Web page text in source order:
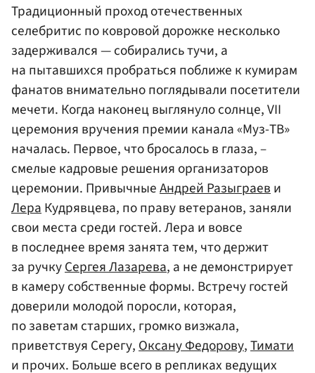
Традиционный проход отечественных
селебритис по ковровой дорожке несколько
задерживался — собирались тучи, а
на пытавшихся пробраться поближе к кумирам
фанатов внимательно поглядывали посетители
мечети. Когда наконец выглянуло солнце, VII
церемония вручения премии канала «Муз-ТВ»
началась. Первое, что бросалось в глаза, –
смелые кадровые решения организаторов
церемонии. ПривычныеАндрей Разыграев и
Лера Кудрявцева, по праву ветеранов, заняли
свои места среди гостей. Лера и вовсе
в последнее время занята тем, что держит
за ручкуСергея Лазарева, а не демонстрирует
в камеру собственные формы. Встречу гостей
доверили молодой поросли, которая,
по заветам старших, громко визжала,
приветствуя Серегу, Оксану Федорову,Тимати
и прочих. Больше всего в репликах ведущих